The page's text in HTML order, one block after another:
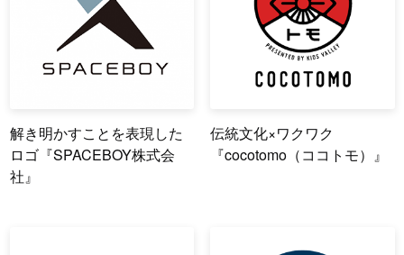
解き明かすことを表現した
ロゴ『SPACEBOY株式会
社』
伝統文化×ワクワク
『cocotomo（ココトモ）』